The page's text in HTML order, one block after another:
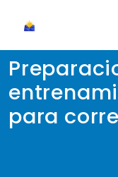
content
para